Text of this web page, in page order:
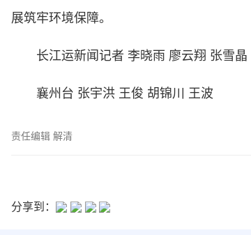
展筑牢环境保障。
长江运新闻记者 李晓雨 廖云翔 张雪晶
襄州台 张宇洪 王俊 胡锦川 王波
责任编辑 解清
分享到：